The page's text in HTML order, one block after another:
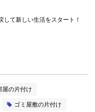
て新しい生活をスタート！
屋の片付け
ゴミ屋敷の片付け